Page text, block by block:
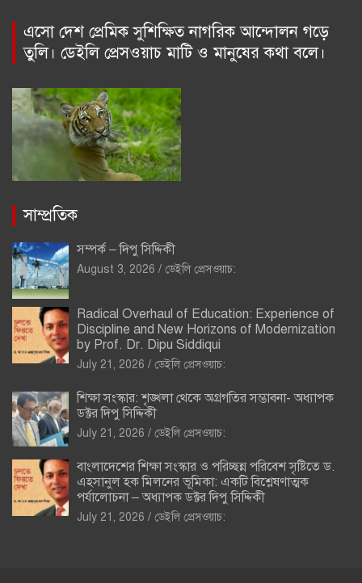
এসো দেশ প্রেমিক সুশিক্ষিত নাগরিক আন্দোলন গড়ে
তুলি। ডেইলি প্রেসওয়াচ মাটি ও মানুষের কথা বলে।
সাম্প্রতিক
সম্পর্ক – দিপু সিদ্দিকী
August 3, 2026 ডেইলি প্রেসওয়াচ:
Radical Overhaul of Education: Experience of
Discipline and New Horizons of Modernization
by Prof. Dr. Dipu Siddiqui
July 21, 2026 ডেইলি প্রেসওয়াচ:
শিক্ষা সংস্কার: শৃঙ্খলা থেকে অগ্রগতির সম্ভাবনা- অধ্যাপক
ডক্টর দিপু সিদ্দিকী
July 21, 2026 ডেইলি প্রেসওয়াচ:
বাংলাদেশের শিক্ষা সংস্কার ও পরিচ্ছন্ন পরিবেশ সৃষ্টিতে ড.
এহসানুল হক মিলনের ভূমিকা: একটি বিশ্লেষণাত্মক
পর্যালোচনা – অধ্যাপক ডক্টর দিপু সিদ্দিকী
July 21, 2026 ডেইলি প্রেসওয়াচ: